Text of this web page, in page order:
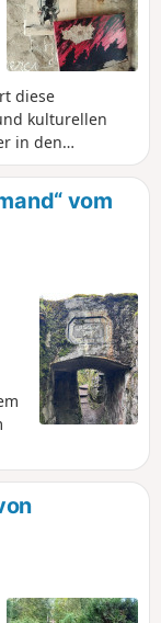
diese
kulturellen
in den
der Route des
Weltkriegs
Rückweg über
die Kapelle
und
vom